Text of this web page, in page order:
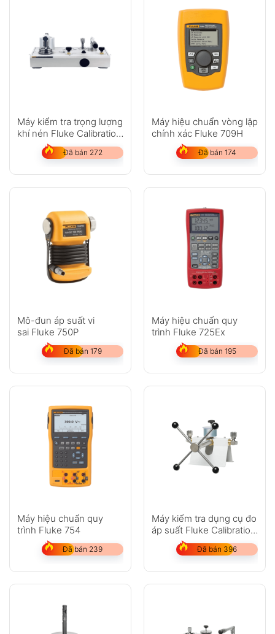
Máy kiểm tra trọng lượng
khí nén Fluke Calibration
P3000
Đã bán 272
Máy hiệu chuẩn vòng lặp
chính xác Fluke 709H
Đã bán 174
Mô-đun áp suất vi
sai Fluke 750P
Đã bán 179
Máy hiệu chuẩn quy
trình Fluke 725Ex
Đã bán 195
Máy hiệu chuẩn quy
trình Fluke 754
Đã bán 239
Máy kiểm tra dụng cụ đo
áp suất Fluke Calibration
Đã bán 396